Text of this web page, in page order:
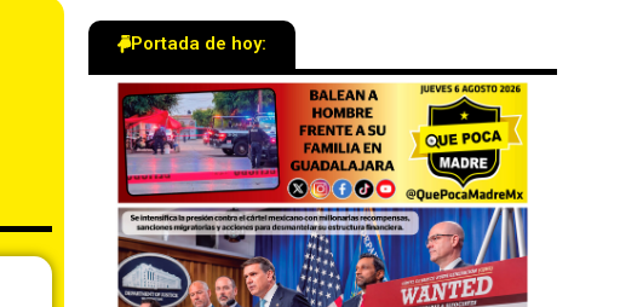
Portada de hoy: